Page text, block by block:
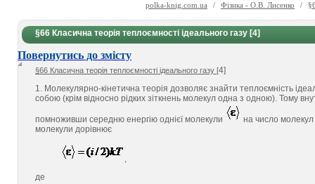
polka-knig.com.ua / Фізика - О.В. Лисенко /
§66 Класична теорія теплоємності ідеального газу [4]
Повернутись до змісту
§66 Класична теорія теплоємності ідеального газу [4]
1. Молекулярно-кінетична теорія дозволяє знайти теплоємність
собою (крім відносно рідких зіткнень молекул одна з одною). Тому
помноживши середню енергію однієї молекули
на число
молекули дорівнює
,
де